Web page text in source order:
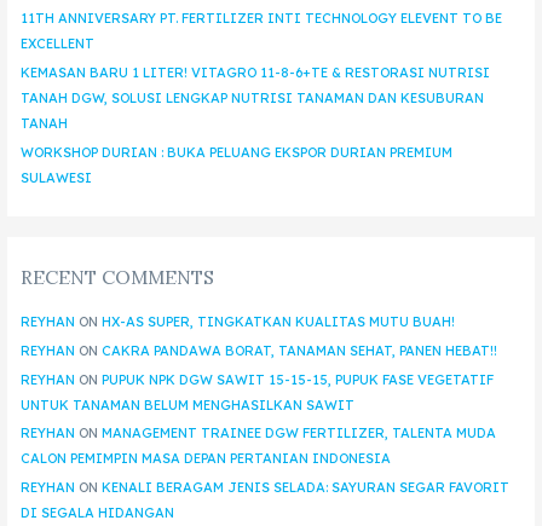
11TH ANNIVERSARY PT. FERTILIZER INTI TECHNOLOGY ELEVENT TO BE
EXCELLENT
KEMASAN BARU 1 LITER! VITAGRO 11-8-6+TE & RESTORASI NUTRISI
TANAH DGW, SOLUSI LENGKAP NUTRISI TANAMAN DAN KESUBURAN
TANAH
WORKSHOP DURIAN : BUKA PELUANG EKSPOR DURIAN PREMIUM
SULAWESI
RECENT COMMENTS
REYHAN ON HX-AS SUPER, TINGKATKAN KUALITAS MUTU BUAH!
REYHAN ON CAKRA PANDAWA BORAT, TANAMAN SEHAT, PANEN HEBAT!!
REYHAN ON PUPUK NPK DGW SAWIT 15-15-15, PUPUK FASE VEGETATIF
UNTUK TANAMAN BELUM MENGHASILKAN SAWIT
REYHAN ON MANAGEMENT TRAINEE DGW FERTILIZER, TALENTA MUDA
CALON PEMIMPIN MASA DEPAN PERTANIAN INDONESIA
REYHAN ON KENALI BERAGAM JENIS SELADA: SAYURAN SEGAR FAVORIT
DI SEGALA HIDANGAN